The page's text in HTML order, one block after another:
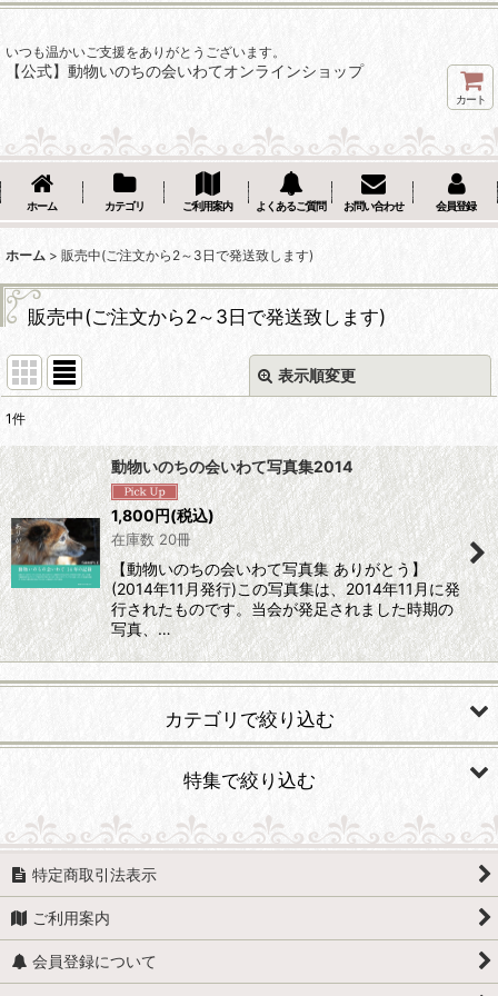
いつも温かいご支援をありがとうございます。
【公式】動物いのちの会いわてオンラインショップ
カート
ホーム カテゴリ ご利用案内 よくあるご質問 お問い合わせ 会員登録
ホーム > 販売中(ご注文から2～3日で発送致します)
販売中(ご注文から2～3日で発送致します)
表示順変更
並び順:
絞り込む
1件
動物いのちの会いわて写真集2014
1,800円(税込)
在庫数 20冊
【動物いのちの会いわて写真集 ありがとう】
(2014年11月発行)この写真集は、2014年11月に発
行されたものです。当会が発足されました時期の
写真、…
カテゴリで絞り込む
クリアファイル
写真集
特集で絞り込む
犬セット
猫セット
マスクケース
特定商取引法表示
ご利用案内
会員登録について